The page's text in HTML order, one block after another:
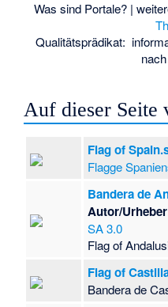
Was sind Portale?|
Qualitätsprädikat:
Auf dieser Seite
Flag of
Flagge
Bandera de
Autor/
SA 3.0
Flag of
Flag of
Bandera de